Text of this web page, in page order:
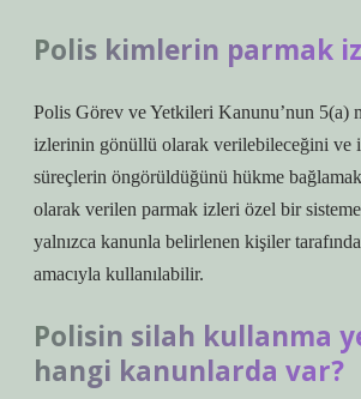
Polis kimlerin parmak
Polis Görev ve Yetkileri Kanunu’nun 5(a)
izlerinin gönüllü olarak verilebileceğini ve
süreçlerin öngörüldüğünü hükme
olarak verilen parmak izleri özel bir
yalnızca kanunla belirlenen kişiler
amacıyla kullanılabilir.
Polisin silah kullanma
hangi kanunlarda var?